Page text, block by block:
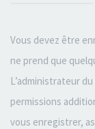
Vous devez être
ne prend que
L’administrateur
permissions
vous enregistrer,